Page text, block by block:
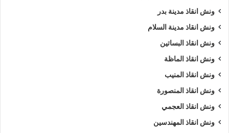
ونش انقاذ مدينة بدر
ونش انقاذ مدينة السلام
ونش انقاذ البساتين
ونش انقاذ الماظة
ونش انقاذ المنيب
ونش انقاذ المنصورة
ونش انقاذ العجمي
ونش انقاذ المهندسين